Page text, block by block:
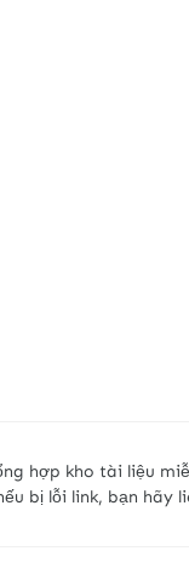
hợp kho tài liệu
bị lỗi link, bạn hãy